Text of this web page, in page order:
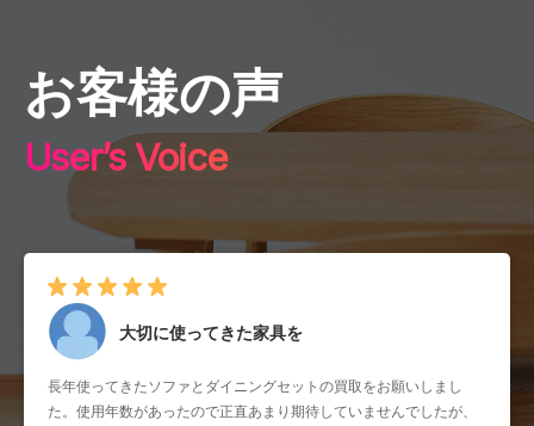
お客様の声
User’s Voice
大切に使ってきた家具を
長年使ってきたソファとダイニングセットの買取をお願いしまし
た。使用年数があったので正直あまり期待していませんでしたが、